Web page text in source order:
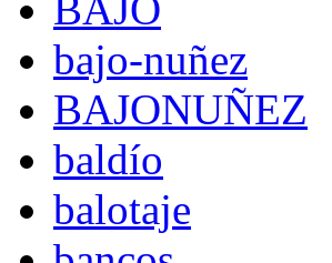
BAJO
bajo-nuñez
BAJONUÑEZ
baldío
balotaje